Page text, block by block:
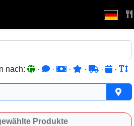
nach: · · · · · ·
Produkte